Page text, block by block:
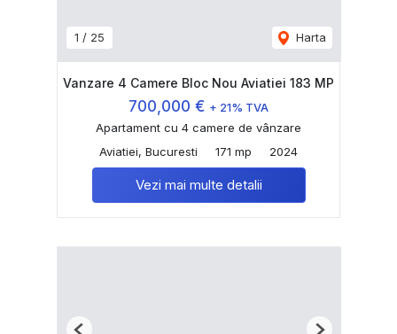
1 / 25 Harta
Vanzare 4 Camere Bloc Nou Aviatiei 183 MP
700,000 € + 21% TVA
Apartament cu 4 camere de vânzare
Aviatiei, Bucuresti
171 mp 2024
Vezi mai multe detalii